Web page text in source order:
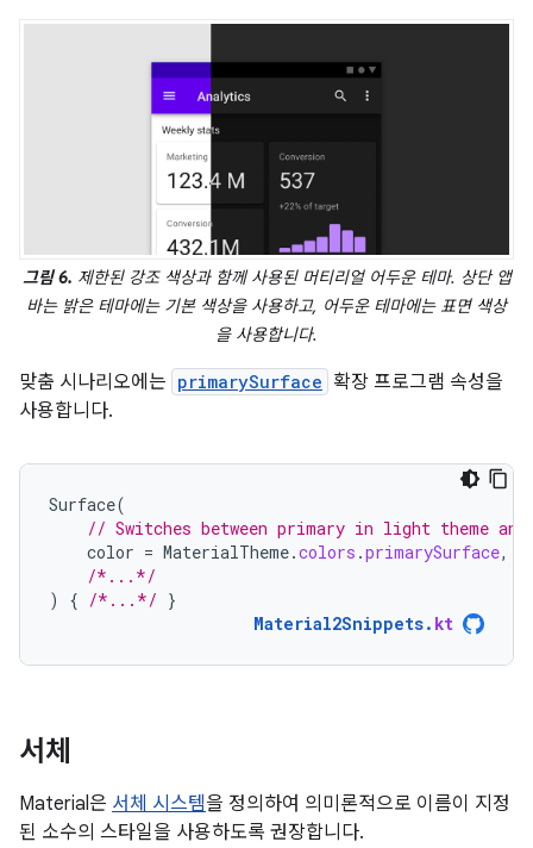
그림 6. 제한된 강조 색상과 함께 사용된 머티리얼 어두운 테마. 상단 앱
바는 밝은 테마에는 기본 색상을 사용하고, 어두운 테마에는 표면 색상
을 사용합니다.
맞춤 시나리오에는 primarySurface 확장 프로그램 속성을
사용합니다.
Surface(
// Switches between primary in light theme
color = MaterialTheme.colors .primarySurface,
/*...*/
)
{ /*...*/ }
Material2Snippets. kt
서체
Material은 서체 시스템을 정의하여 의미론적으로 이름이 지정
된 소수의 스타일을 사용하도록 권장합니다.